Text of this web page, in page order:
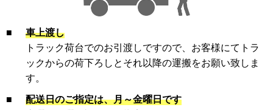
■
車上渡し
トラック荷台でのお引渡しですので、お客様にてトラ
ックからの荷下ろしとそれ以降の運搬をお願い致しま
す。
■
配送日のご指定は、月～金曜日です